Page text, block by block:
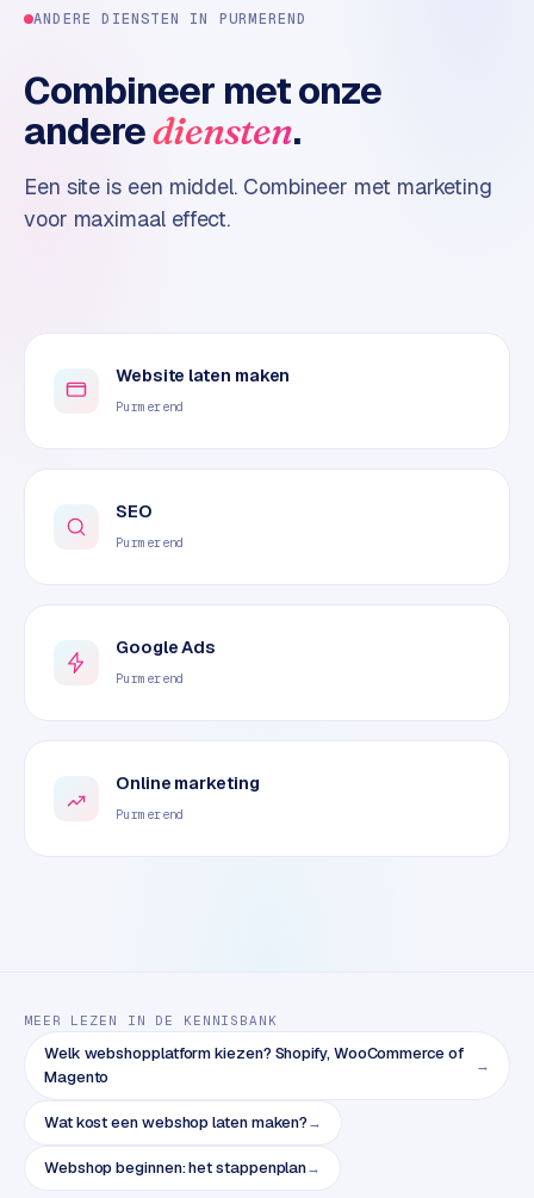
B
.
c
o
m
a
t
p
c
F
s
e
n
w
n
o
o
n
e
n
i
n
ANDERE DIENSTEN IN PURMEREND
Combineer met onze
anderediensten.
Een site is een middel. Combineer met marketing
voor maximaal effect.
Website laten maken
Purmerend
SEO
Purmerend
Google Ads
Purmerend
Online marketing
Purmerend
MEER LEZEN IN DE KENNISBANK
Welk webshopplatform kiezen? Shopify, WooCommerce of
Magento
→
Wat kost een webshop laten maken?→
Webshop beginnen: het stappenplan→